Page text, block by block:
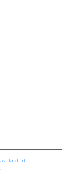
facultad